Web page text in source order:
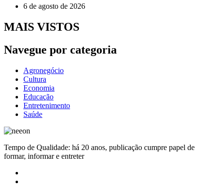
6 de agosto de 2026
MAIS VISTOS
Navegue por categoria
Agronegócio
Cultura
Economia
Educação
Entretenimento
Saúde
Tempo de Qualidade: há 20 anos, publicação cumpre papel de
formar, informar e entreter